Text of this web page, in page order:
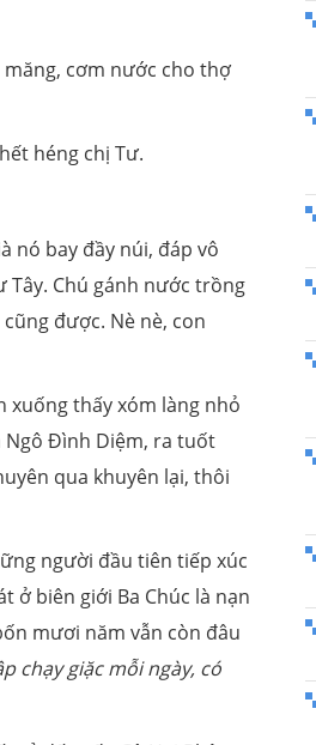
cơm nước cho thợ
héng chị Tư.
nó bay đầy núi, đáp vô
Tây. Chú gánh nước trồng
được. Nè nè, con
xuống thấy xóm làng nhỏ
Đình Diệm, ra tuốt
qua khuyên lại, thôi
người đầu tiên tiếp xúc
ở biên giới Ba Chúc là nạn
mươi năm vẫn còn đâu
chạy giặc mỗi ngày, có